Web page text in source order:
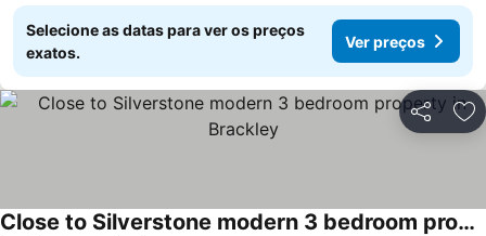
Selecione as datas para ver os preços
exatos.
Ver preços
Partilhar
Close to Silverstone modern 3 bedroom property in Brackley